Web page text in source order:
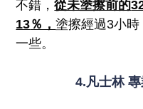
不錯，從未塗擦前的
13％，塗擦經過3小
一些。
4.凡士林